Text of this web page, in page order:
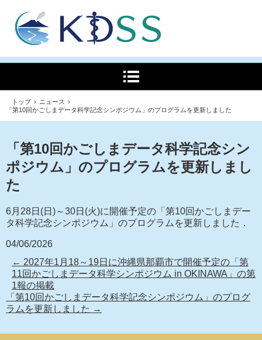
トップ › ニュース ›
「第10回かごしまデータ科学記念シンポジウム」のプログラムを更新しました
「第10回かごしまデータ科学記念シン
ポジウム」のプログラムを更新しまし
た
6月28日(日)～30日(火)に開催予定の「第10回かごしまデー
タ科学記念シンポジウム」のプログラムを更新しました．
04/06/2026
← 2027年1月18～19日に沖縄県那覇市で開催予定の「第
11回かごしまデータ科学シンポジウム in OKINAWA」の第
1報の掲載
「第10回かごしまデータ科学記念シンポジウム」のプログ
ラムを更新しました →